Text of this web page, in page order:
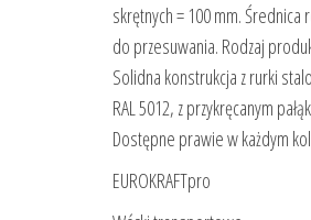
skrętnych = 100 mm. Średnica
do przesuwania. Rodzaj
Solidna konstrukcja z rurki
RAL 5012, z przykręcanym
Dostępne prawie w każdym
EUROKRAFTpro